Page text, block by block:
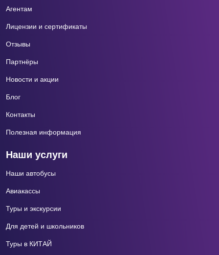
Агентам
Лицензии и сертификаты
Отзывы
Партнёры
Новости и акции
Блог
Контакты
Полезная информация
Наши услуги
Наши автобусы
Авиакассы
Туры и экскурсии
Для детей и школьников
Туры в КИТАЙ